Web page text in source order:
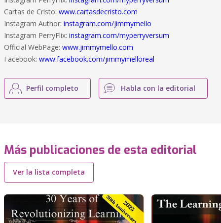
Cartas de Cristo: www.cartasdecristo.com
Instagram Author: instagram.com/jimmymello
Instagram PerryFlix: instagram.com/myperryversum
Official WebPage: www.jimmymello.com
Facebook: www.facebook.com/jimmymelloreal
Perfil completo Habla con la editorial
Más publicaciones de esta editorial
Ver la lista completa